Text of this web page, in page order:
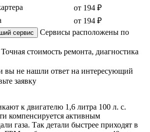
от 194 ₽
от 194 ₽
сервис
Сервисы расположены по
Точная стоимость ремонта, диагностика
вы не нашли ответ на интересующий
заявку
к двигателю 1,6 литра 100 л. с.
компенсируется активным
газа. Так детали быстрее приходят в